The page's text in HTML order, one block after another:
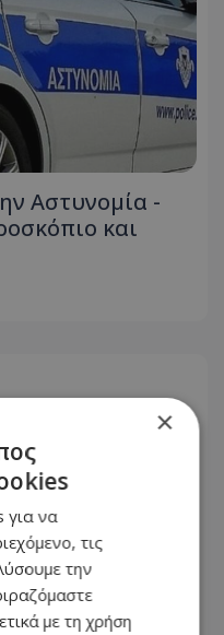
Αστυνομία -
και
×
για να
τις
την
με τη χρήση